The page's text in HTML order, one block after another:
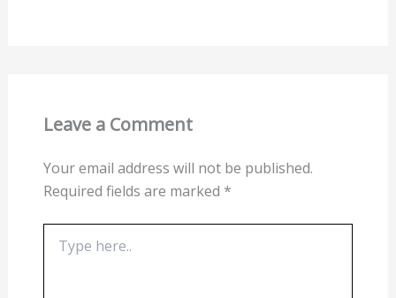
Leave a Comment
Your email address will not be published.
Required fields are marked *
here..